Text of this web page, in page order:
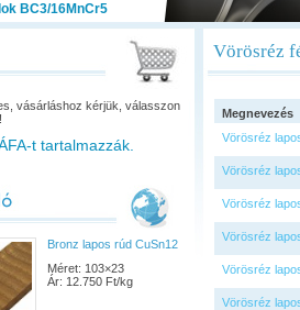
BC3/16MnCr5
vásárláshoz kérjük, válasszon
t tartalmazzák.
Bronz lapos rúd CuSn12
Méret: 103×23
Ár: 12.750 Ft/kg
Vörösréz
Megnevezés
Vörösréz
Vörösréz
Vörösréz
Vörösréz
Vörösréz
Vörösréz